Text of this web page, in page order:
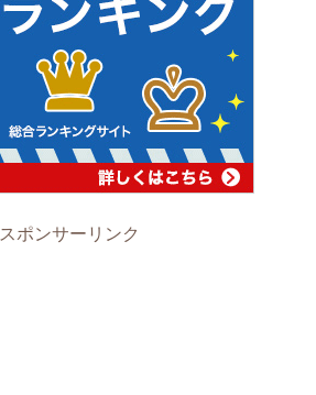
スポンサーリンク